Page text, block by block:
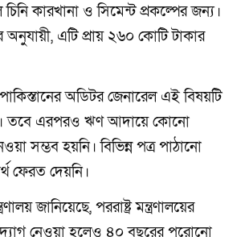
কারখানা ও সিমেন্ট প্রকল্পের জন্য।
অনুযায়ী, এটি প্রায় ২৬০ কোটি টাকার
অডিটর জেনারেল এই বিষয়টি
তবে এরপরও ঋণ আদায়ে কোনো
সম্ভব হয়নি। বিভিন্ন পত্র পাঠানো
ফেরত দেয়নি।
জানিয়েছে, পররাষ্ট্র মন্ত্রণালয়ের
নেওয়া হলেও ৪০ বছরের পুরোনো